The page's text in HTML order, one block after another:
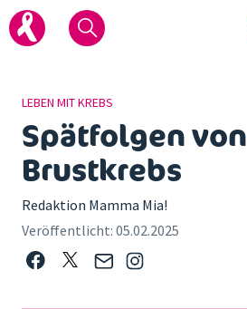
LEBEN MIT KREBS
Spätfolgen von
Brustkrebs
Redaktion Mamma Mia!
Veröffentlicht: 05.02.2025